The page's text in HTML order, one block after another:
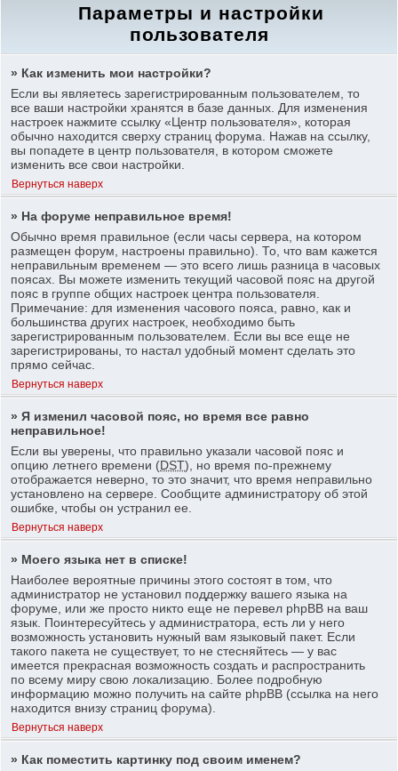
Параметры и настройки
пользователя
» Как изменить мои настройки?
Если вы являетесь зарегистрированным пользователем, то
все ваши настройки хранятся в базе данных. Для изменения
настроек нажмите ссылку «Центр пользователя», которая
обычно находится сверху страниц форума. Нажав на ссылку,
вы попадете в центр пользователя, в котором сможете
изменить все свои настройки.
Вернуться наверх
» На форуме неправильное время!
Обычно время правильное (если часы сервера, на котором
размещен форум, настроены правильно). То, что вам кажется
неправильным временем — это всего лишь разница в часовых
поясах. Вы можете изменить текущий часовой пояс на другой
пояс в группе общих настроек центра пользователя.
Примечание: для изменения часового пояса, равно, как и
большинства других настроек, необходимо быть
зарегистрированным пользователем. Если вы все еще не
зарегистрированы, то настал удобный момент сделать это
прямо сейчас.
Вернуться наверх
» Я изменил часовой пояс, но время все равно
неправильное!
Если вы уверены, что правильно указали часовой пояс и
опцию летнего времени (DST), но время по-прежнему
отображается неверно, то это значит, что время неправильно
установлено на сервере. Сообщите администратору об этой
ошибке, чтобы он устранил ее.
Вернуться наверх
» Моего языка нет в списке!
Наиболее вероятные причины этого состоят в том, что
администратор не установил поддержку вашего языка на
форуме, или же просто никто еще не перевел phpBB на ваш
язык. Поинтересуйтесь у администратора, есть ли у него
возможность установить нужный вам языковый пакет. Если
такого пакета не существует, то не стесняйтесь — у вас
имеется прекрасная возможность создать и распространить
по всему миру свою локализацию. Более подробную
информацию можно получить на сайте phpBB (ссылка на него
находится внизу страниц форума).
Вернуться наверх
» Как поместить картинку под своим именем?